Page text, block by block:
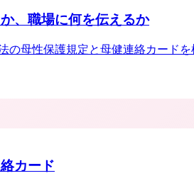
、職場に何を伝えるか
母性保護規定と母健連絡カード
カード